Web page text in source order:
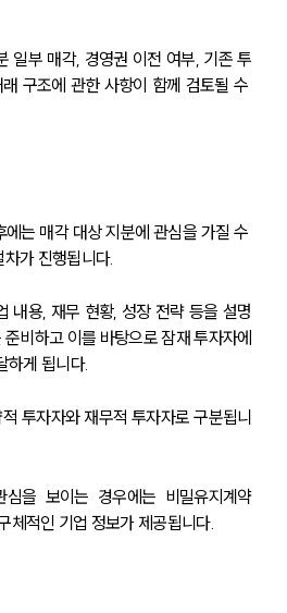
일부 매각, 경영권 이전 여부, 기존 투
구조에 관한 사항이 함께 검토될 수
는 매각 대상 지분에 관심을 가질 수
가 진행됩니다.
내용, 재무 현황, 성장 전략 등을 설명
비하고 이를 바탕으로 잠재 투자자에
하게 됩니다.
투자자와 재무적 투자자로 구분됩니
을 보이는 경우에는 비밀유지계약
체적인 기업 정보가 제공됩니다.